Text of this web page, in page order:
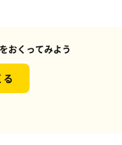
おくってみよう
る